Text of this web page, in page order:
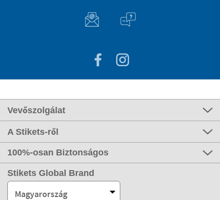
Vevőszolgálat
A Stikets-ről
100%-osan Biztonságos
Stikets Global Brand
Magyarország